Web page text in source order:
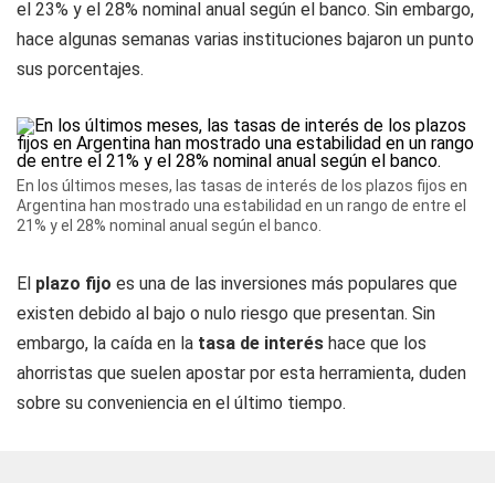
el 23% y el 28% nominal anual según el banco. Sin embargo,
hace algunas semanas varias instituciones bajaron un punto
sus porcentajes.
En los últimos meses, las tasas de interés de los plazos fijos en
Argentina han mostrado una estabilidad en un rango de entre el
21% y el 28% nominal anual según el banco.
El plazo fijo es una de las inversiones más populares que
existen debido al bajo o nulo riesgo que presentan. Sin
embargo, la caída en la tasa de interés hace que los
ahorristas que suelen apostar por esta herramienta, duden
sobre su conveniencia en el último tiempo.